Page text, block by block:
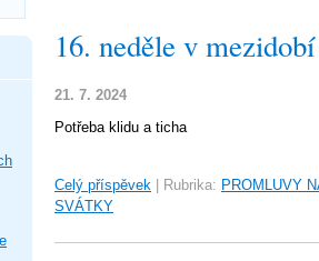
16. neděle v
21. 7. 2024
Potřeba klidu a ticha
Celý příspěvek Rubrika: PROMLUVY
SVÁTKY